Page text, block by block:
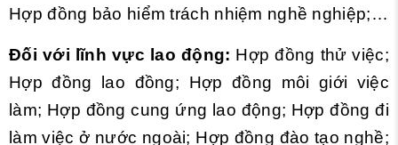
Hợp đồng bảo hiểm trách nhiệm nghề nghiệp;…
Đối với lĩnh vực lao động: Hợp đồng thử việc;
Hợp đồng lao đồng; Hợp đồng môi giới việc
làm; Hợp đồng cung ứng lao động; Hợp đồng đi
làm việc ở nước ngoài; Hợp đồng đào tạo nghề;